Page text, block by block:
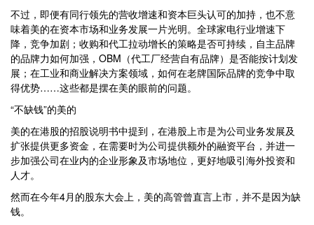
不过，即便有同行领先的营收增速和资本巨头认可的加持，也不意
味着美的在资本市场和业务发展一片光明。全球家电行业增速下
降，竞争加剧；收购和代工拉动增长的策略是否可持续，自主品牌
的品牌力如何加强，OBM（代工厂经营自有品牌）是否能按计划发
展；在工业和商业解决方案领域，如何在老牌国际品牌的竞争中取
得优势……这些都是摆在美的眼前的问题。
“不缺钱”的美的
美的在港股的招股说明书中提到，在港股上市是为公司业务发展及
扩张提供更多资金，在需要时为公司提供额外的融资平台，并进一
步加强公司在业内的企业形象及市场地位，更好地吸引海外投资和
人才。
然而在今年4月的股东大会上，美的高管曾直言上市，并不是因为缺
钱。